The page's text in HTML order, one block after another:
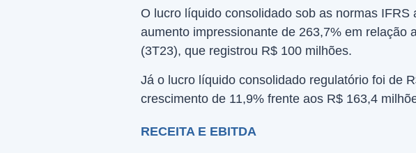
O lucro líquido consolidado sob as normas IFRS
aumento impressionante de 263,7% em relação
(3T23), que registrou R$ 100 milhões.
Já o lucro líquido consolidado regulatório foi de
crescimento de 11,9% frente aos R$ 163,4
RECEITA E EBITDA